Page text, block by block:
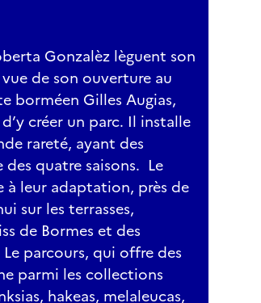
Gonzalèz lèguent son
de son ouverture au
borméen Gilles Augias,
créer un parc. Il installe
rareté, ayant des
des quatre saisons. Le
leur adaptation, près de
sur les terrasses,
de Bormes et des
parcours, qui offre des
parmi les collections
hakeas, melaleucas,